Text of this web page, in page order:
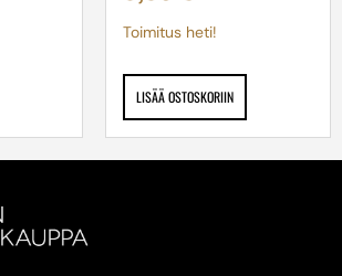
Toimitus heti!
LISÄÄ OSTOSKORIIN